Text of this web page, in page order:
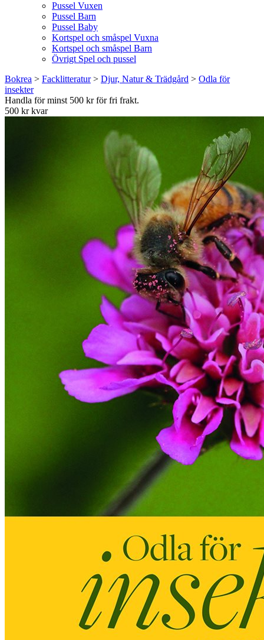
Pussel Vuxen
Pussel Barn
Pussel Baby
Kortspel och småspel Vuxna
Kortspel och småspel Barn
Övrigt Spel och pussel
Bokrea > Facklitteratur> Djur, Natur & Trädgård > Odla för
insekter
Handla för minst 500 kr för fri frakt.
500 kr kvar